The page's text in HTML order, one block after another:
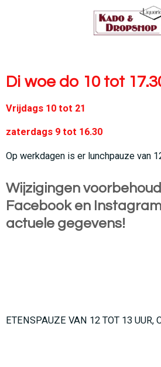
Di woe do 10 tot
Vrijdags 10 tot 21
zaterdags 9 tot 16.30
Op werkdagen is er lunchpauze van
Wijzigingen
Facebook en
actuele gegevens!
ETENSPAUZE VAN 12 TOT 13 UUR,